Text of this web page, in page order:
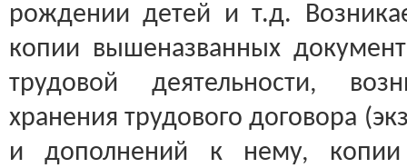
рождении детей и т.д.
копии вышеназванных
трудовой деятельности,
хранения трудового договора
и дополнений к нему,